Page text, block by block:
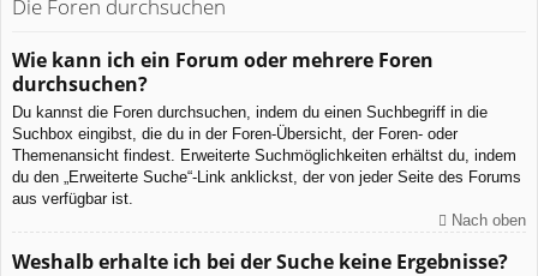
Die Foren durchsuchen
Wie kann ich ein Forum oder mehrere Foren
durchsuchen?
Du kannst die Foren durchsuchen, indem du einen Suchbegriff in die
Suchbox eingibst, die du in der Foren-Übersicht, der Foren- oder
Themenansicht findest. Erweiterte Suchmöglichkeiten erhältst du, indem
du den „Erweiterte Suche“-Link anklickst, der von jeder Seite des Forums
aus verfügbar ist.
Nach oben
Weshalb erhalte ich bei der Suche keine Ergebnisse?